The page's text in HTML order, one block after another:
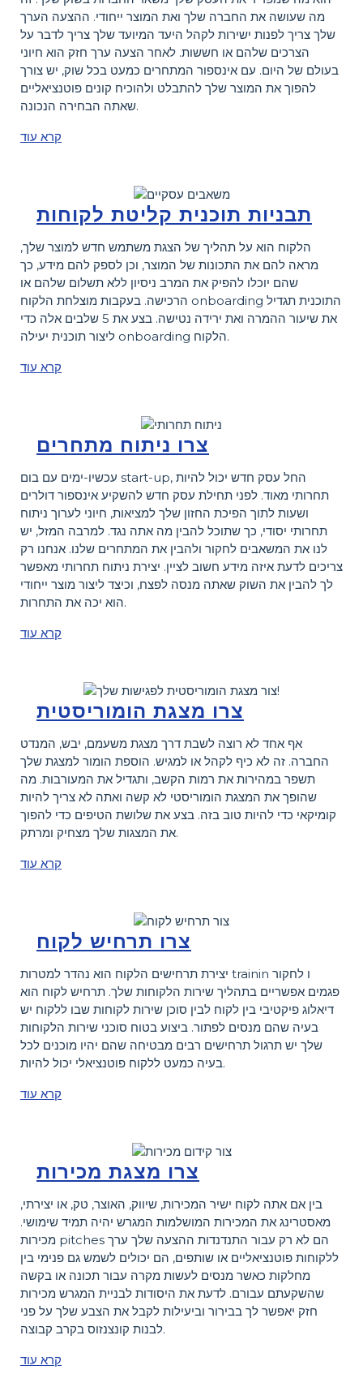
מה שעושה את החברה שלך ואת המוצר ייחודי. ההצעה הערך
שלך צריך לפנות ישירות לקהל היעד המיועד שלך צריך לדבר על
הצרכים שלהם או חששות. לאחר הצעה ערך חזק הוא חיוני
בעולם של היום. עם אינספור המתחרים כמעט בכל שוק, יש צורך
להפוך את המוצר שלך להתבלט ולהוכיח קונים פוטנציאליים
שאתה הבחירה הנכונה.
קרא עוד
תבניות תוכנית קליטת לקוחות
הלקוח הוא על תהליך של הצגת משתמש חדש למוצר שלך,
מראה להם את התכונות של המוצר, וכן לספק להם מידע, כך
שהם יוכלו להפיק את המרב ניסיון ללא תשלום שלהם או
הרכישה. בעקבות מוצלחת הלקוח onboarding התוכנית תגדיל
את שיעור ההמרה ואת ירידה נטישה. בצע את 5 שלבים אלה כדי
ליצור תוכנית יעילה onboarding הלקוח.
קרא עוד
צרו ניתוח מתחרים
עכשיו-ימים עם בום start-up, החל עסק חדש יכול להיות
תחרותי מאוד. לפני תחילת עסק חדש להשקיע אינספור דולרים
ושעות לתוך הפיכת החזון שלך למציאות, חיוני לערוך ניתוח
תחרותי יסודי, כך שתוכל להבין מה אתה נגד. למרבה המזל, יש
לנו את המשאבים לחקור ולהבין את המתחרים שלנו. אנחנו רק
צריכים לדעת איזה מידע חשוב לציין. יצירת ניתוח תחרותי מאפשר
לך להבין את השוק שאתה מנסה לפצח, וכיצד ליצור מוצר ייחודי
הוא יכה את התחרות.
קרא עוד
צרו מצגת הומוריסטית
אף אחד לא רוצה לשבת דרך מצגת משעמם, יבש, המנדט
החברה. זה לא כיף לקהל או למגיש. הוספת הומור למצגת שלך
תשפר במהירות את רמות הקשב, ותגדיל את המעורבות. מה
שהופך את המצגת הומוריסטי לא קשה ואתה לא צריך להיות
קומיקאי כדי להיות טוב בזה. בצע את שלושת הטיפים כדי להפוך
את המצגות שלך מצחיק ומרתק.
קרא עוד
צרו תרחיש לקוח
יצירת תרחישים הלקוח הוא נהדר למטרות trainin ו לחקור
פגמים אפשריים בתהליך שירות הלקוחות שלך. תרחיש לקוח הוא
דיאלוג פיקטיבי בין לקוח לבין סוכן שירות לקוחות שבו ללקוח יש
בעיה שהם מנסים לפתור. ביצוע בטוח סוכני שירות הלקוחות
שלך יש תרגול תרחישים רבים מבטיחה שהם יהיו מוכנים לכל
בעיה כמעט ללקוח פוטנציאלי יכול להיות.
קרא עוד
צרו מצגת מכירות
בין אם אתה לקוח ישיר המכירות, שיווק, האוצר, טק, או יצירתי,
מאסטרינג את המכירות המושלמות המגרש יהיה תמיד שימושי.
מכירות pitches הם לא רק עבור התנדנדות ההצעה שלך ערך
ללקוחות פוטנציאליים או שותפים, הם יכולים לשמש גם פנימי בין
מחלקות כאשר מנסים לעשות מקרה עבור תכונה או בקשה
שהשקעתם עבורם. לדעת את היסודות לבניית המגרש מכירות
חזק יאפשר לך בבירור וביעילות לקבל את הצבע שלך על פני
לבנות קונצנזוס בקרב קבוצה.
קרא עוד